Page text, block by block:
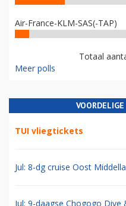
Air-France-KLM-SAS(-TAP)
Totaal
Meer polls
TUI vliegtickets
Jul: 8-dg cruise Oost
Jul: 9-daagse Chogogo Dive